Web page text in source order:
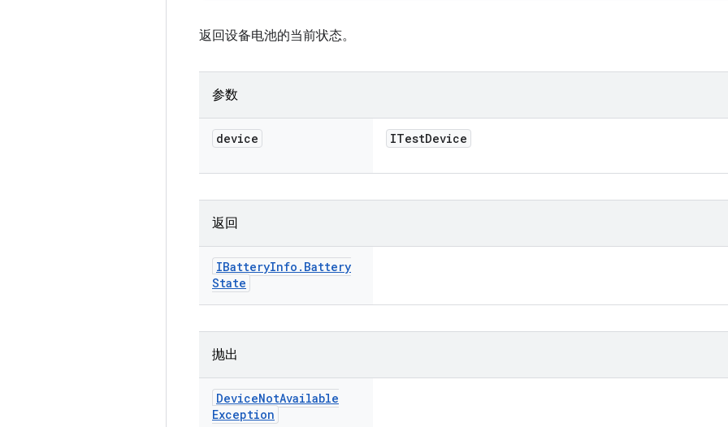
返回设备电池的当前状态。
参数
device ITestDevice
返回
IBatteryInfo . Battery
State
抛出
DeviceNotAvailable
Exception